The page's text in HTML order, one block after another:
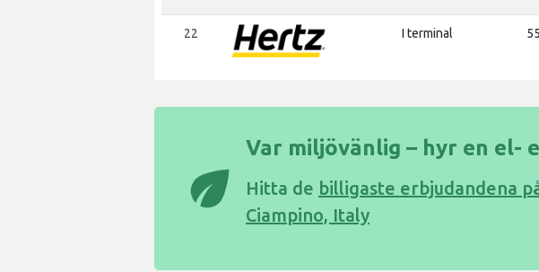
22 I terminal
eco
Var miljövänlig – hyr en el-
Hitta de billigaste erbjudandena
Ciampino, Italy